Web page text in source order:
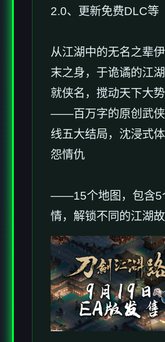
2.0、更新免费DLC等
从江湖中的无名之辈
末之身，于诡谲的江
就侠名，搅动天下大势
——百万字的原创武侠
线五大结局，沈浸式
怨情仇
——15个地图，包含5
情，解锁不同的江湖